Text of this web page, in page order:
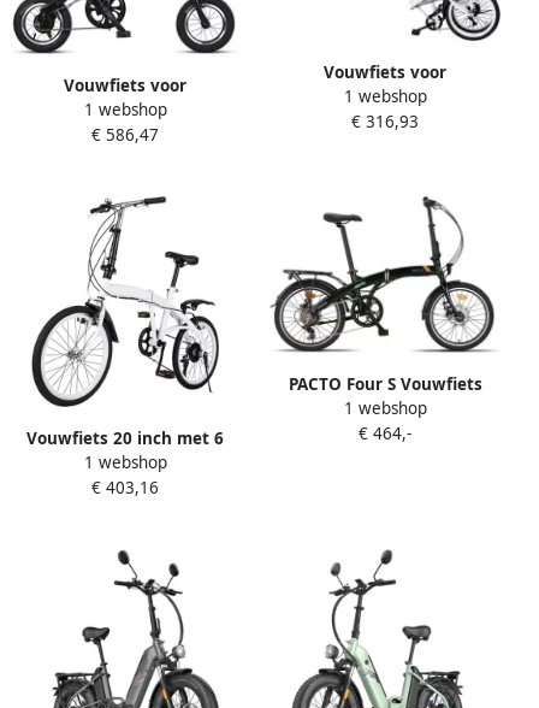
Vouwfiets voor
volwassenen en jongeren
12 inch lichtgewicht snel
1 webshop
€ 586,47
Vouwfiets voor
Volwassenen 20 Inch
Opvouwbare Fiets met 7
1 webshop
€ 316,93
Vouwfiets 20 inch met 6
versnellingen schijfrem en
verstelbaar zadel voor en
1 webshop
€ 403,16
PACTO Four S Vouwfiets
Groen 20 inch Shi o 6v
Aluminium Schijfrem
1 webshop
€ 464,-